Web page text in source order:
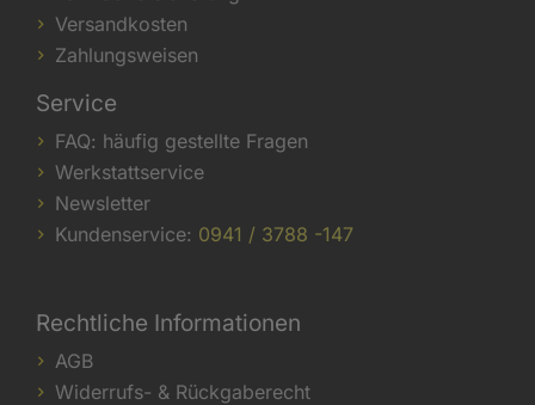
Versandkosten
Zahlungsweisen
Service
FAQ: häufig gestellte Fragen
Werkstattservice
Newsletter
Kundenservice: 0941 / 3788 -147
Rechtliche Informationen
AGB
Widerrufs- & Rückgaberecht